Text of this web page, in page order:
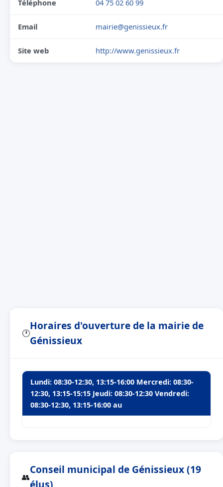
Téléphone 04 75 02 60 99
Email mairie@genissieux.fr
Site web http://www.genissieux.fr
🕐
Horaires d'ouverture de la mairie de
Génissieux
Lundi: 08:30-12:30, 13:15-16:00 Mercredi: 08:30-
12:30, 13:15-15:15 Jeudi: 08:30-12:30 Vendredi:
08:30-12:30, 13:15-16:00 au
👥
Conseil municipal de Génissieux (19
élus)